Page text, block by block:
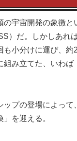
の宇宙開発の象徴と
）だ。しかしあれ
も小分けに運び、約
組み立てた、いわば
ップの登場によって
を迎える。